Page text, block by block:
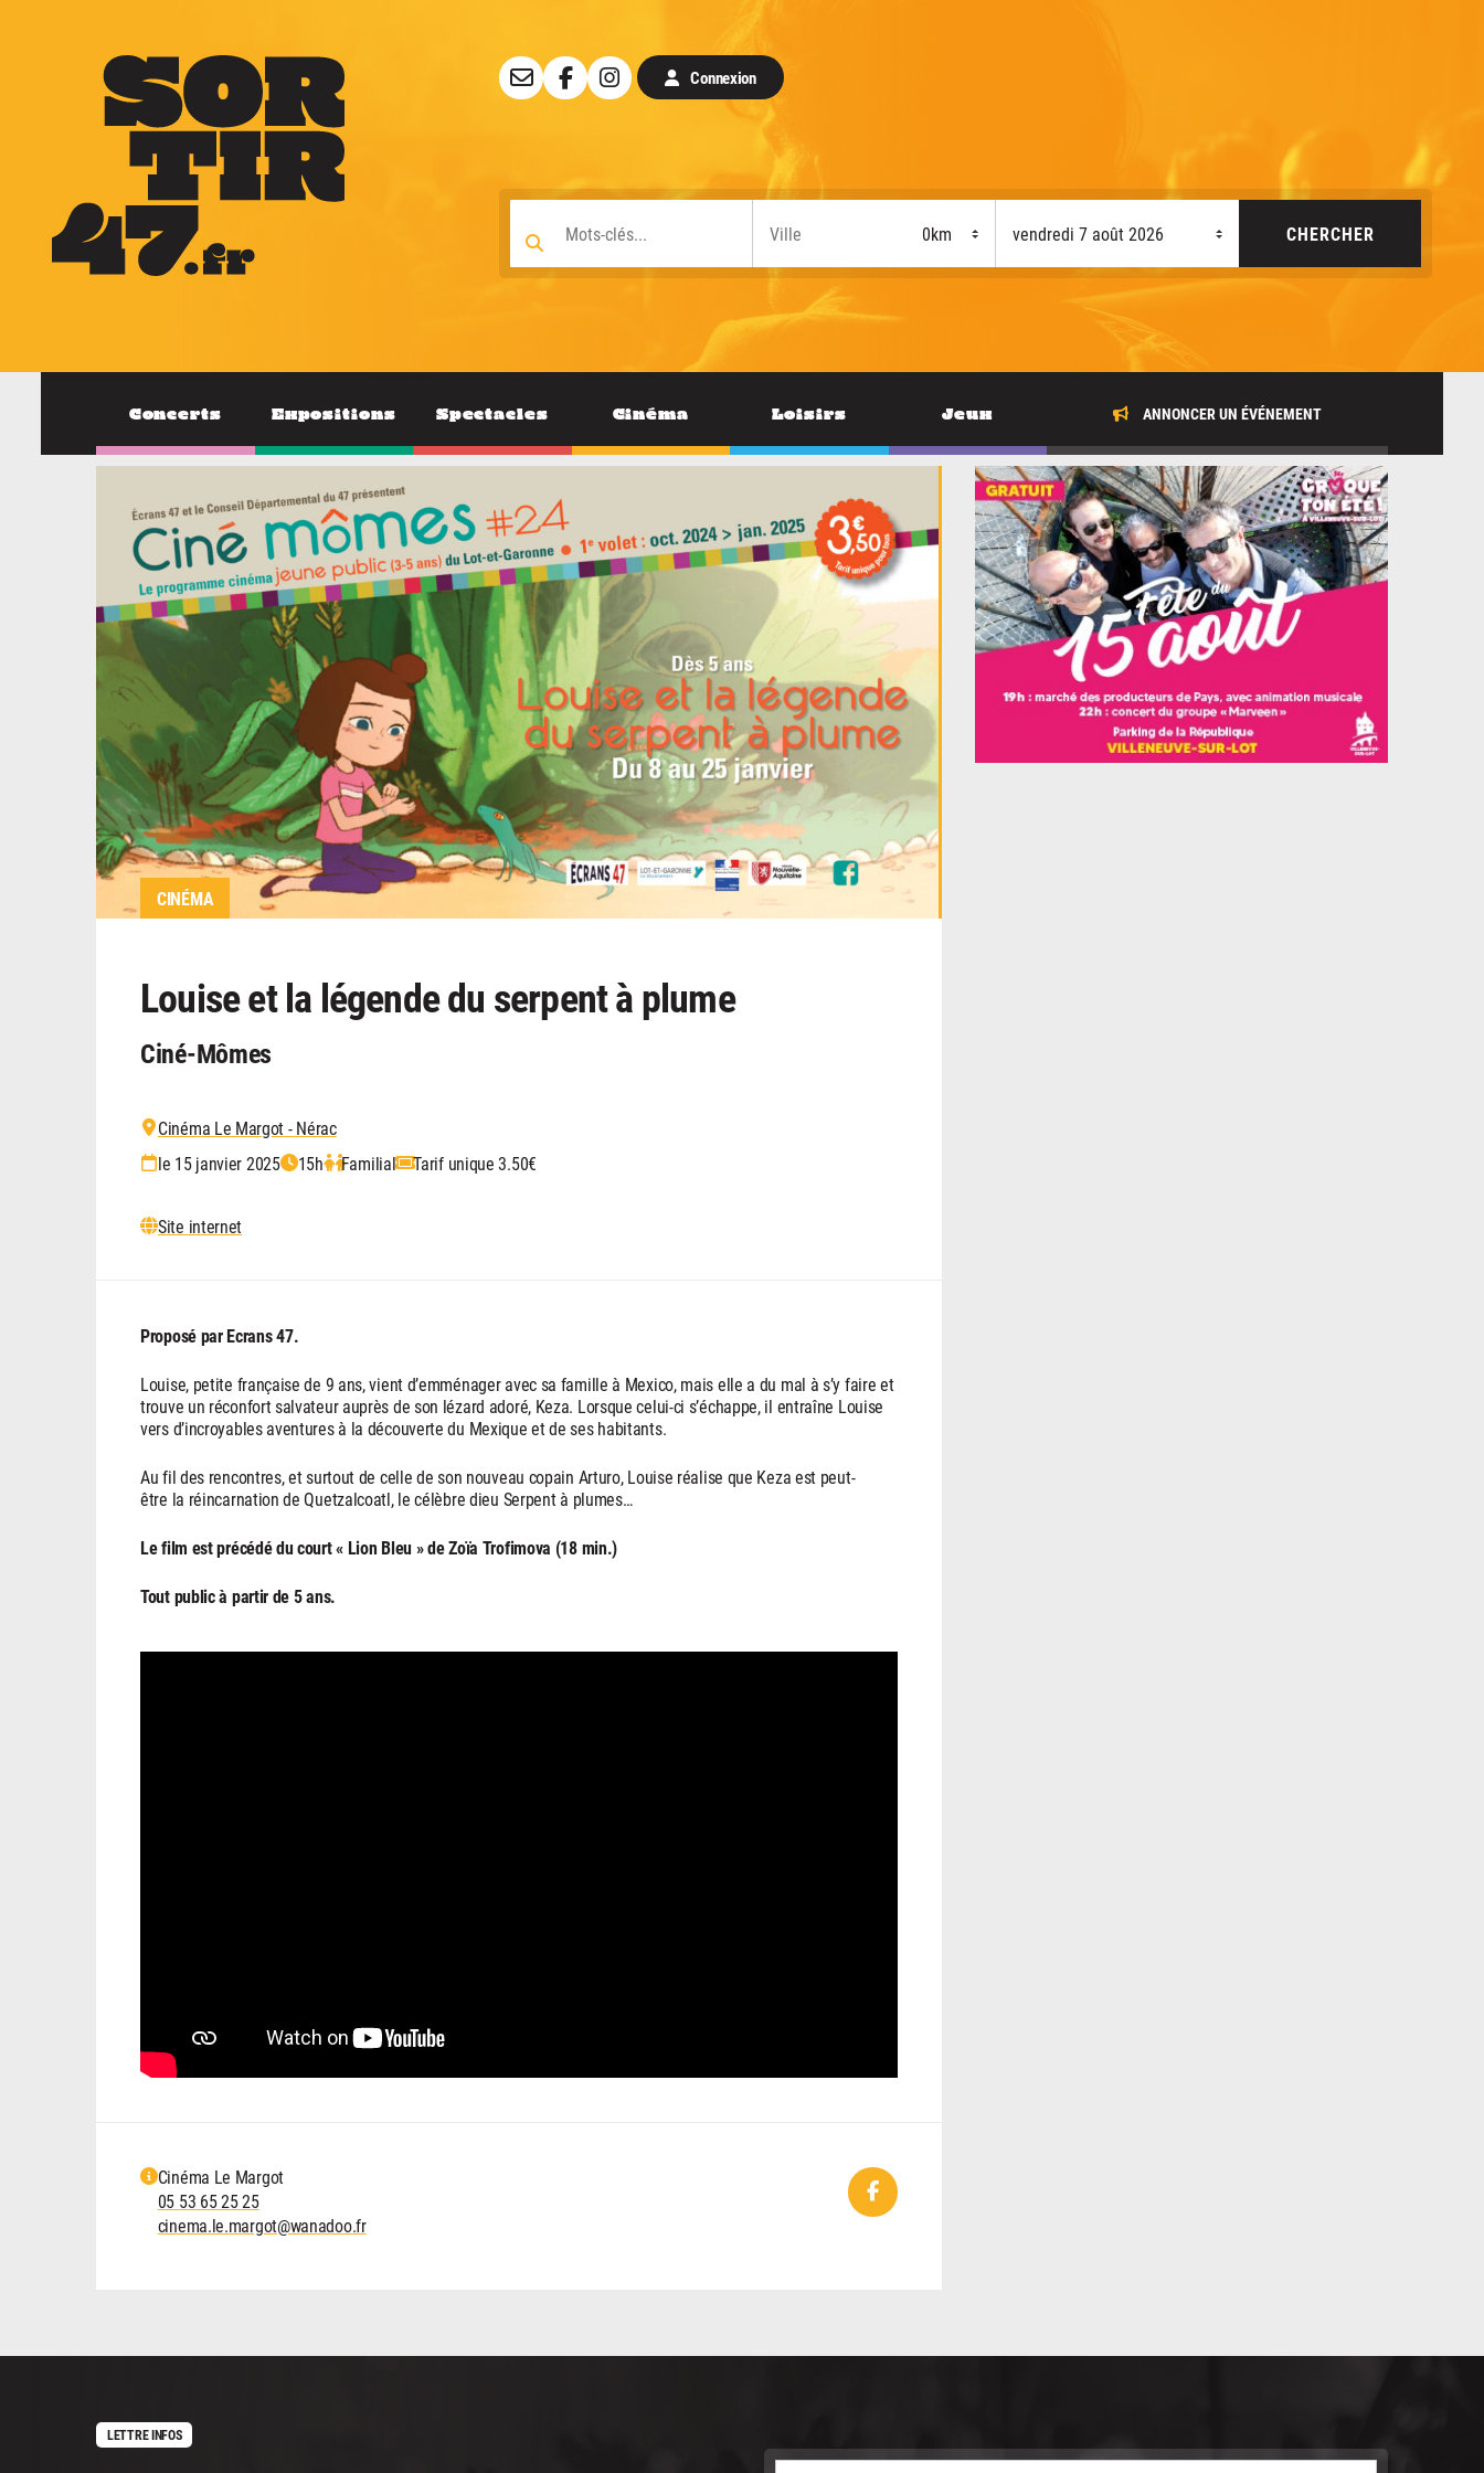
Connexion
Concerts Expositions Spectacles Cinéma Loisirs Jeux ANNONCER UN ÉVÉNEMENT
CINÉMA
Louise et la légende du serpent à plume
Ciné-Mômes
Cinéma Le Margot - Nérac
le 15 janvier 2025
15h Familial Tarif unique 3.50€
Site internet
Proposé par Ecrans 47.
Louise, petite française de 9 ans, vient d’emménager avec sa famille à Mexico, mais elle a du mal à s’y faire et
trouve un réconfort salvateur auprès de son lézard adoré, Keza. Lorsque celui-ci s’échappe, il entraîne Louise
vers d’incroyables aventures à la découverte du Mexique et de ses habitants.
Au fil des rencontres, et surtout de celle de son nouveau copain Arturo, Louise réalise que Keza est peut-
être la réincarnation de Quetzalcoatl, le célèbre dieu Serpent à plumes…
Le film est précédé du court « Lion Bleu » de Zoïa Trofimova (18 min.)
Tout public à partir de 5 ans.
Cinéma Le Margot
05 53 65 25 25
cinema.le.margot@wanadoo.fr
LETTRE INFOS